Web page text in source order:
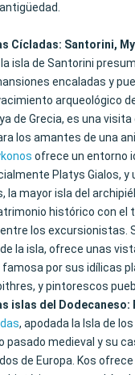
Cícladas: Santorini,
la isla de Santorini
encaladas y
arqueológico
de Grecia, es una visita
los amantes de una
ofrece un entorno
Platys Gialos, y
la mayor isla del
histórico con el
los excursionistas.
la isla, ofrece unas
famosa por sus idílicas
y pintorescos
islas del Dodecaneso:
, apodada la Isla de
pasado medieval y su
de Europa. Kos